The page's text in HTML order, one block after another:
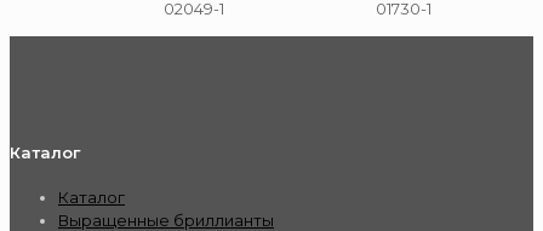
02049-1
01730-1
Каталог
Каталог
Выращенные бриллианты